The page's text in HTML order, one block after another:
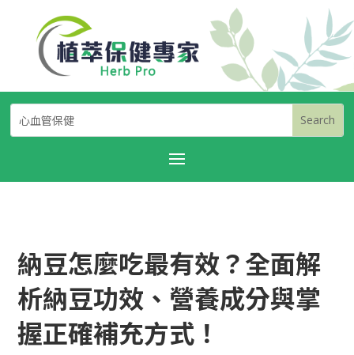
納豆怎麼吃最有效？全面解
析納豆功效、營養成分與掌
握正確補充方式！